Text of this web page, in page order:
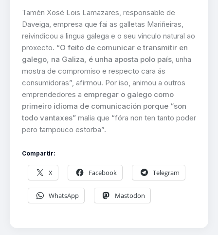
Tamén Xosé Lois Lamazares, responsable de
Daveiga, empresa que fai as galletas Mariñeiras,
reivindicou a lingua galega e o seu vínculo natural ao
proxecto. “O feito de comunicar e transmitir en
galego, na Galiza, é unha aposta polo país, unha
mostra de compromiso e respecto cara ás
consumidoras”, afirmou. Por iso, animou a outros
emprendedores a empregar o galego como
primeiro idioma de comunicación porque “son
todo vantaxes” malia que “fóra non ten tanto poder
pero tampouco estorba”.
Compartir:
X Facebook Telegram
WhatsApp Mastodon